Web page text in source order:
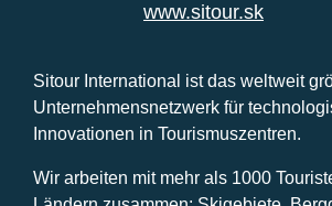
www.sitour.sk
Sitour International ist das weltweit
Unternehmensnetzwerk für
Innovationen in Tourismuszentren.
Wir arbeiten mit mehr als 1000